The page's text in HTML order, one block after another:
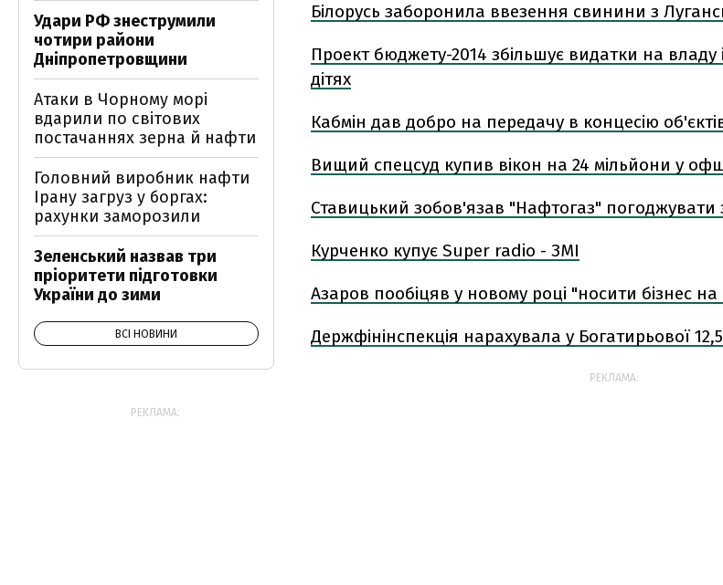
Білорусь заборонила ввезення свинини з
Проект бюджету-2014 збільшує видатки на
дітях
Кабмін дав добро на передачу в концесію
Вищий спецсуд купив вікон на 24 мільйони у
Ставицький зобов'язав "Нафтогаз" погоджувати
Курченко купує Super radio - ЗМІ
Азаров пообіцяв у новому році "носити бізнес на
Держфінінспекція нарахувала у Богатирьової
РЕКЛАМА:
Удари РФ знеструмили
чотири райони
Дніпропетровщини
Атаки в Чорному морі
вдарили по світових
постачаннях зерна й нафти
Головний виробник нафти
Ірану загруз у боргах:
рахунки заморозили
Зеленський назвав три
пріоритети підготовки
України до зими
ВСІ НОВИНИ
РЕКЛАМА: